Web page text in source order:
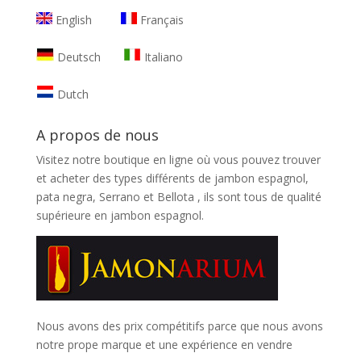
English Français
Deutsch Italiano
Dutch
A propos de nous
Visitez notre boutique en ligne où vous pouvez trouver
et acheter des types différents de jambon espagnol,
pata negra, Serrano et Bellota , ils sont tous de qualité
supérieure en jambon espagnol.
Nous avons des prix compétitifs parce que nous avons
notre prope marque et une expérience en vendre